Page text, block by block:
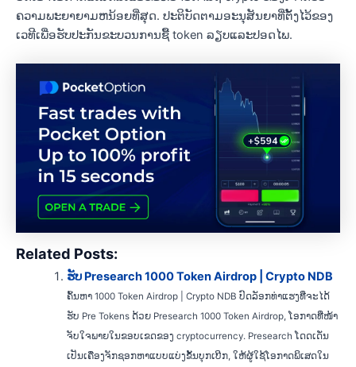
ຄວາມພະຍາຍາມຫນ້ອຍທີ່ສຸດ. ປະຕິບັດຕາມອະນຸສັນຍາທີ່ຕັ້ງໄວ້ຂອງ
ເວທີເພື່ອຮັບປະກັນຂະບວນການຊື້ token ລຽບແລະປອດໄພ.
Related Posts:
ຮັບ Presearch 1000 Token Airdrop | Crypto NDB
ຄົ້ນຫາ 1000 Token Airdrop | Crypto NDB ປົດລັອກທ່າແຮງທີ່ຈະໄດ້
ຮັບ Pre Tokens ດ້ວຍ Presearch 1000 Token Airdrop, ໂອກາດທີ່ໜ້າ
ຈັບໃຈພາຍໃນຂອບເຂດຂອງ cryptocurrency. Presearch ໂດດເດັ່ນ
ເປັນເຄື່ອງຈັກຊອກຫາແບບແບ່ງຂັ້ນບຸກເບີກ, ໃຫ້ຜູ້ໃຊ້ໂອກາດພິເສດໃນ